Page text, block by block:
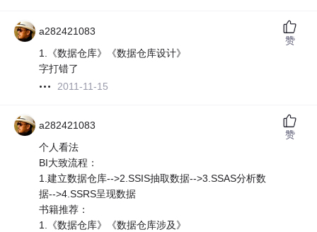
a282421083
1.《数据仓库》《数据仓库设计》
字打错了
2011-11-15
赞
a282421083
个人看法
BI大致流程：
1.建立数据仓库-->2.SSIS抽取数据-->3.SSAS分析数
据-->4.SSRS呈现数据
书籍推荐：
1.《数据仓库》《数据仓库涉及》
赞